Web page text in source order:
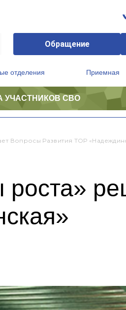
Обращение
отделения Приемная
УЧАСТНИКОВ СВО
Вопросы Развития ТОР